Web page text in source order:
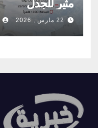
مثير للجدل
22 مارس , 2026